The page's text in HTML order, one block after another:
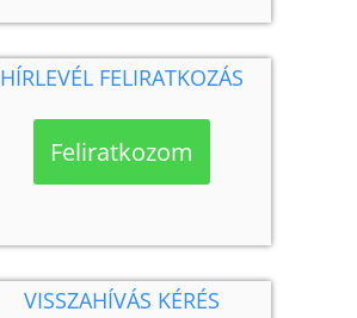
HÍRLEVÉL FELIRATKOZÁS
Feliratkozom
VISSZAHÍVÁS KÉRÉS